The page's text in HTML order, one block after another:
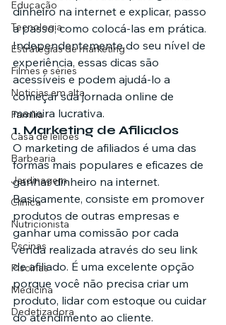
Educação
Tecnologia
Estratégias de marketing
Filmes e séries
Noticias em alta
Família
Casa de leilões
Barbearia
Jardinagem
Clínica
Nutricionista
Pscinas
Piscinas
Medicina
Dedetizadora
dinheiro na internet e explicar, passo
a passo, como colocá-las em prática.
Independentemente do seu nível de
experiência, essas dicas são
acessíveis e podem ajudá-lo a
começar sua jornada online de
maneira lucrativa.
1. Marketing de Afiliados
O marketing de afiliados é uma das
formas mais populares e eficazes de
ganhar dinheiro na internet.
Basicamente, consiste em promover
produtos de outras empresas e
ganhar uma comissão por cada
venda realizada através do seu link
de afiliado. É uma excelente opção
porque você não precisa criar um
produto, lidar com estoque ou cuidar
do atendimento ao cliente.